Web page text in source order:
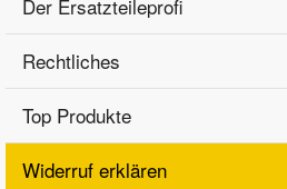
Der Ersatzteileprofi
Rechtliches
Top Produkte
Widerruf erklären